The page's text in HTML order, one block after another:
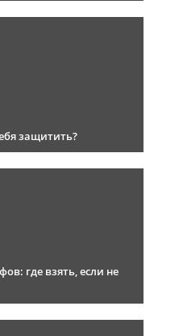
защитить?
где взять, если не